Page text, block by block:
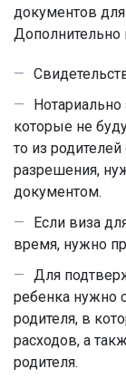
документов
Дополнительно
которые не
то из
разрешения,
документом.
Если виза
время, нужно
Для
ребенка нужно
родителя, в
расходов, а
родителя.